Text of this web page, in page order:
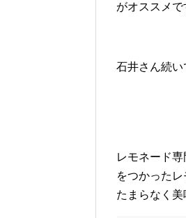
がオススメ
石井さん続
レモネード
をつかった
たまらなく美